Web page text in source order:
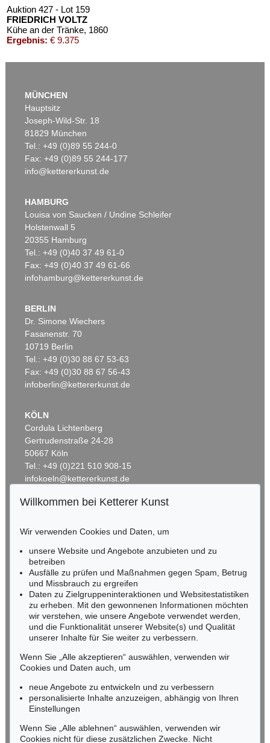
Auktion 427 - Lot 159
FRIEDRICH VOLTZ
Kühe an der Tränke, 1860
Ergebnis: € 9.375
Auktion 422 - Lot 22
Ergebnis:€ 8.000
Auktion 422 - Lot 40
FRIEDRICH VOLTZ
Rinder am Seeufer, 1882
Ergebnis:€ 7.250
Auktion 293 - Lot 1
Ergebnis:€ 7.020
Auktion 417 - Lot 339
Mittagsrast des Viehhirten am Seeufer, 1870
Ergebnis:€ 6.875
MÜNCHEN
Hauptsitz
Joseph-Wild-Str. 18
81829 München
Tel.: +49 (0)89 55 244-0
Fax: +49 (0)89 55 244-177
info@kettererkunst.de
HAMBURG
Louisa von Saucken / Undine Schleifer
Holstenwall 5
20355 Hamburg
Tel.: +49 (0)40 37 49 61-0
Fax: +49 (0)40 37 49 61-66
infohamburg@kettererkunst.de
BERLIN
Dr. Simone Wiechers
Fasanenstr. 70
10719 Berlin
Tel.: +49 (0)30 88 67 53-63
Fax: +49 (0)30 88 67 56-43
infoberlin@kettererkunst.de
KÖLN
Cordula Lichtenberg
Gertrudenstraße 24-28
50667 Köln
Tel.: +49 (0)221 510 908-15
infokoeln@kettererkunst.de
BADEN-WÜRTTEMBERG
RHEINLAND-PFALZ
Miriam Heß
Tel.: +49 (0)62 21 58 80-038
Fax: +49 (0)62 21 58 80-595
infoheidelberg@kettererkunst.de
NORDDEUTSCHLAND
Nico Kassel, M.A.
Tel.: +49 (0)89 55244-164
Mobil: +49 (0)171 8618661
n.kassel@kettererkunst.de
Keine Auktion mehr verpassen!
Wir informieren Sie rechtzeitig.
Willkommen bei Ketterer Kunst
Wir verwenden Cookies und Daten, um
unsere Website und Angebote anzubieten und zu
betreiben
Ausfälle zu prüfen und Maßnahmen gegen Spam, Betrug
und Missbrauch zu ergreifen
Daten zu Zielgruppeninteraktionen und Websitestatistiken
zu erheben. Mit den gewonnenen Informationen möchten
wir verstehen, wie unsere Angebote verwendet werden,
und die Funktionalität unserer Website(s) und Qualität
unserer Inhalte für Sie weiter zu verbessern.
Wenn Sie „Alle akzeptieren“ auswählen, verwenden wir
Cookies und Daten auch, um
neue Angebote zu entwickeln und zu verbessern
personalisierte Inhalte anzuzeigen, abhängig von Ihren
Einstellungen
Wenn Sie „Alle ablehnen“ auswählen, verwenden wir
Cookies nicht für diese zusätzlichen Zwecke. Nicht